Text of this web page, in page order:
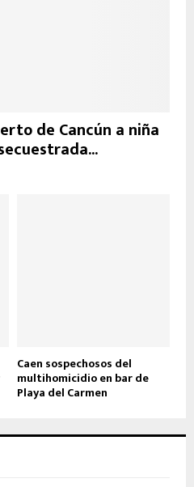
de Cancún a niña
Caen sospechosos del
multihomicidio en bar de
Playa del Carmen